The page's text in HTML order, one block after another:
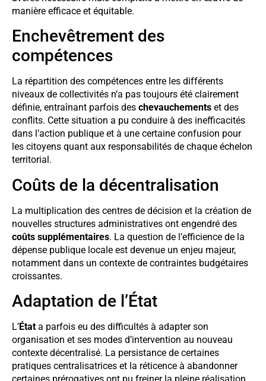
manière efficace et équitable.
Enchevêtrement des
compétences
La répartition des compétences entre les différents
niveaux de collectivités n’a pas toujours été clairement
définie, entraînant parfois des chevauchements et des
conflits. Cette situation a pu conduire à des inefficacités
dans l’action publique et à une certaine confusion pour
les citoyens quant aux responsabilités de chaque échelon
territorial.
Coûts de la décentralisation
La multiplication des centres de décision et la création de
nouvelles structures administratives ont engendré des
coûts supplémentaires. La question de l’efficience de la
dépense publique locale est devenue un enjeu majeur,
notamment dans un contexte de contraintes budgétaires
croissantes.
Adaptation de l’État
L’État a parfois eu des difficultés à adapter son
organisation et ses modes d’intervention au nouveau
contexte décentralisé. La persistance de certaines
pratiques centralisatrices et la réticence à abandonner